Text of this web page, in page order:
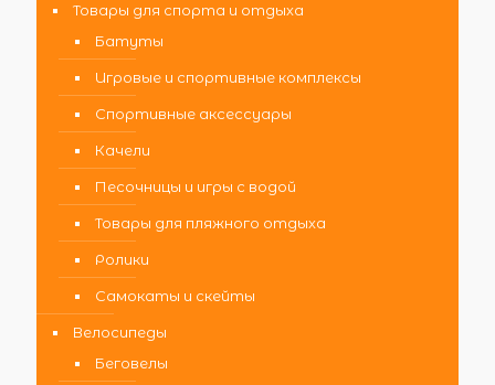
Товары для спорта и отдыха
Батуты
Игровые и спортивные комплексы
Спортивные аксессуары
Качели
Песочницы и игры с водой
Товары для пляжного отдыха
Ролики
Самокаты и скейты
Велосипеды
Беговелы